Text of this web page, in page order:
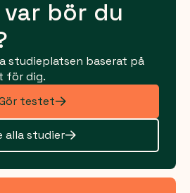
bör du
studieplatsen baserat på
för dig.
testet
alla studier